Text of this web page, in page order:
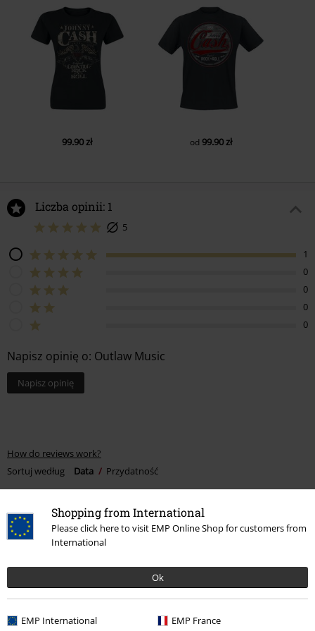
Shopping from International
Please click here to visit EMP Online Shop for customers from
International
Ok
EMP International EMP France
99.90 zł od 99.90 zł
Liczba opinii: 1
5
1
0
0
0
0
Napisz opinię o: Outlaw Music
Napisz opinię
How do reviews work?
Sortuj według
Data Przydatność
Jerzy C.
Opublikowana: poniedziałek, 2016-12-12
Polecam
Bardzo dobra jakość koszulki i wykonania nadruku.